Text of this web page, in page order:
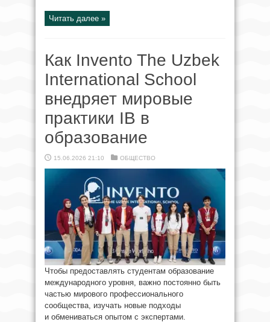
Читать далее »
Как Invento The Uzbek
International School
внедряет мировые
практики IB в
образование
15.06.2026 21:10 ОБЩЕСТВО
Чтобы предоставлять студентам образование
международного уровня, важно постоянно быть
частью мирового профессионального
сообщества, изучать новые подходы
и обмениваться опытом с экспертами.